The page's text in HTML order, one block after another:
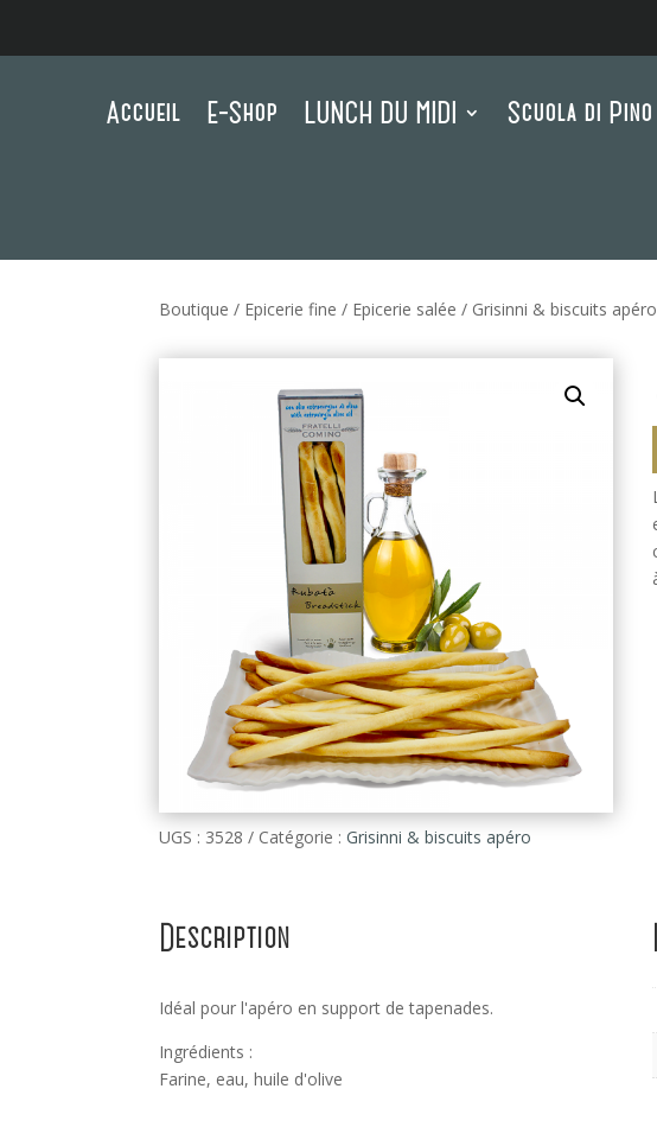
Accueil E-Shop LUNCH DU MIDI Scuola di Pino
Boutique / Epicerie fine / Epicerie salée / Grisinni & biscuits apéro
UGS : 3528 Catégorie :Grisinni & biscuits apéro
Description
Idéal pour l'apéro en support de tapenades.
Ingrédients :
Farine, eau, huile d'olive